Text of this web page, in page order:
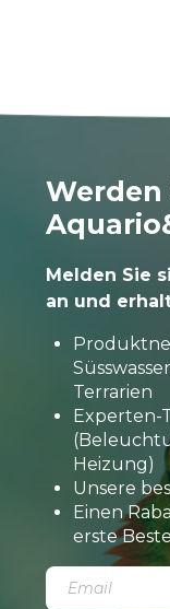
Werden
Melden Sie
an und
Terrarien
Experten-
Heizung)
Unsere
Einen
erste